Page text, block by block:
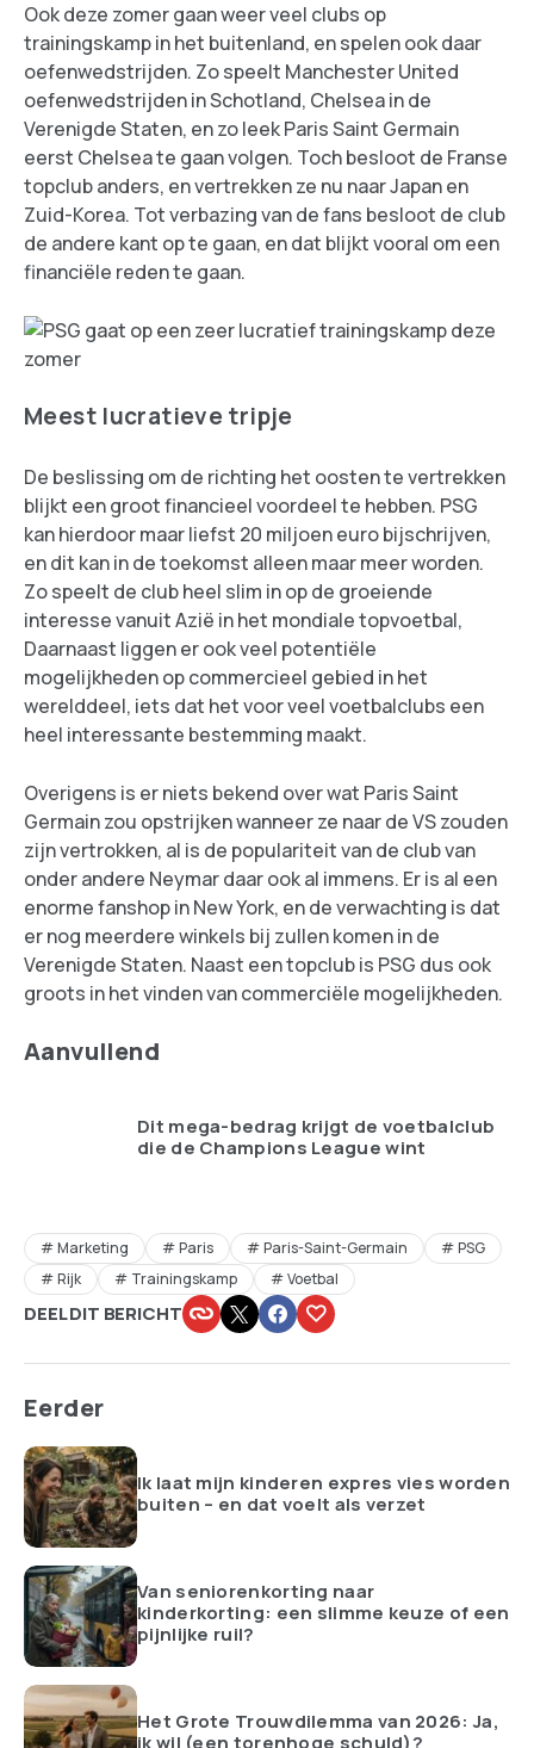
Ook deze zomer gaan weer veel clubs op
trainingskamp in het buitenland, en spelen ook daar
oefenwedstrijden. Zo speelt Manchester United
oefenwedstrijden in Schotland, Chelsea in de
Verenigde Staten, en zo leek Paris Saint Germain
eerst Chelsea te gaan volgen. Toch besloot de Franse
topclub anders, en vertrekken ze nu naar Japan en
Zuid-Korea. Tot verbazing van de fans besloot de club
de andere kant op te gaan, en dat blijkt vooral om een
financiële reden te gaan.
Meest lucratieve tripje
De beslissing om de richting het oosten te vertrekken
blijkt een groot financieel voordeel te hebben. PSG
kan hierdoor maar liefst 20 miljoen euro bijschrijven,
en dit kan in de toekomst alleen maar meer worden.
Zo speelt de club heel slim in op de groeiende
interesse vanuit Azië in het mondiale topvoetbal,
Daarnaast liggen er ook veel potentiële
mogelijkheden op commercieel gebied in het
werelddeel, iets dat het voor veel voetbalclubs een
heel interessante bestemming maakt.
Overigens is er niets bekend over wat Paris Saint
Germain zou opstrijken wanneer ze naar de VS zouden
zijn vertrokken, al is de populariteit van de club van
onder andere Neymar daar ook al immens. Er is al een
enorme fanshop in New York, en de verwachting is dat
er nog meerdere winkels bij zullen komen in de
Verenigde Staten. Naast een topclub is PSG dus ook
groots in het vinden van commerciële mogelijkheden.
Aanvullend
Dit mega-bedrag krijgt de voetbalclub
die de Champions League wint
Marketing Paris Paris-Saint-Germain
PSG
Rijk
Trainingskamp Voetbal
DEEL DIT BERICHT
Eerder
Ik laat mijn kinderen expres vies worden
buiten – en dat voelt als verzet
Van seniorenkorting naar
kinderkorting: een slimme keuze of een
pijnlijke ruil?
Het Grote Trouwdilemma van 2026: Ja,